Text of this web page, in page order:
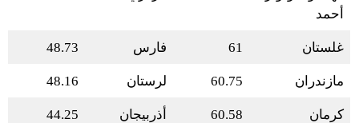
أحمد
غلستان 61 فارس 48.73
مازندران 60.75 لرستان 48.16
كرمان 60.58
أذربيجان
44.25